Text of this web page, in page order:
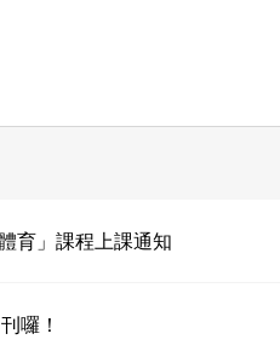
育」課程上課通知
囉！